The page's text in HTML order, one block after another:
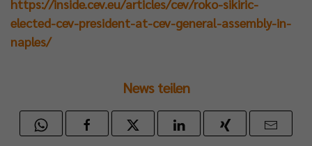
https://inside.cev.eu/articles/cev/roko-sikiric-
elected-cev-president-at-cev-general-assembly-in-
naples/
News teilen